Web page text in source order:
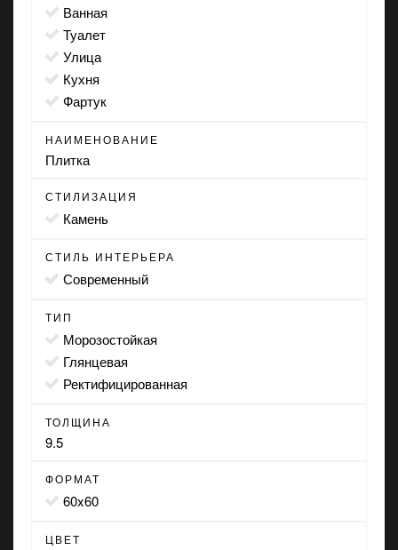
ванная
туалет
улица
кухня
фартук
НАИМЕНОВАНИЕ
Плитка
СТИЛИЗАЦИЯ
камень
СТИЛЬ ИНТЕРЬЕРА
современный
ТИП
морозостойкая
глянцевая
ректифицированная
ТОЛЩИНА
9.5
ФОРМАТ
60x60
ЦВЕТ